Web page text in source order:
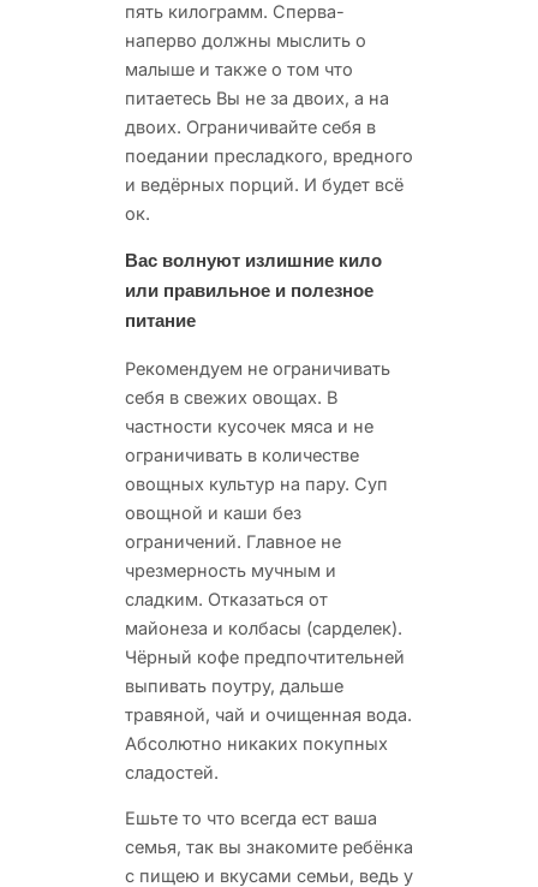
пять килограмм. Сперва-
наперво должны мыслить о
малыше и также о том что
питаетесь Вы не за двоих, а на
двоих. Ограничивайте себя в
поедании пресладкого, вредного
и ведёрных порций. И будет всё
ок.
Вас волнуют излишние кило
или правильное и полезное
питание
Рекомендуем не ограничивать
себя в свежих овощах. В
частности кусочек мяса и не
ограничивать в количестве
овощных культур на пару. Суп
овощной и каши без
ограничений. Главное не
чрезмерность мучным и
сладким. Отказаться от
майонеза и колбасы (сарделек).
Чёрный кофе предпочтительней
выпивать поутру, дальше
травяной, чай и очищенная вода.
Абсолютно никаких покупных
сладостей.
Ешьте то что всегда ест ваша
семья, так вы знакомите ребёнка
с пищею и вкусами семьи, ведь у